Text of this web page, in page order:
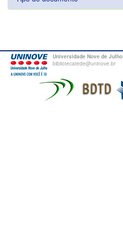
Universidade Nove de Julho
bibliotecatede@uninove.br